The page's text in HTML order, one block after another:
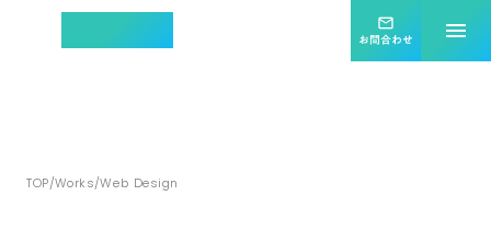
集客効果を最大化する mail_outline
お問合わせ menu
TOP/Works/Web Design